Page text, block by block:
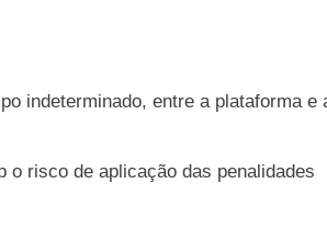
indeterminado, entre a plataforma e
risco de aplicação das penalidades